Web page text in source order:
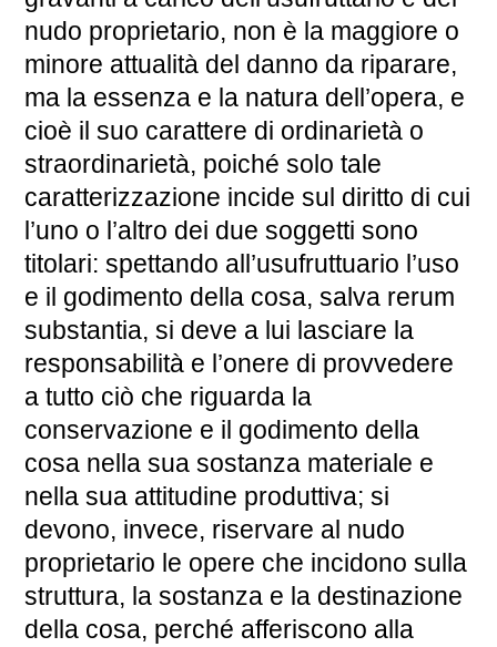
nudo proprietario, non è la maggiore o
minore attualità del danno da riparare,
ma la essenza e la natura dell’opera, e
cioè il suo carattere di ordinarietà o
straordinarietà, poiché solo tale
caratterizzazione incide sul diritto di cui
l’uno o l’altro dei due soggetti sono
titolari: spettando all’usufruttuario l’uso
e il godimento della cosa, salva rerum
substantia, si deve a lui lasciare la
responsabilità e l’onere di provvedere
a tutto ciò che riguarda la
conservazione e il godimento della
cosa nella sua sostanza materiale e
nella sua attitudine produttiva; si
devono, invece, riservare al nudo
proprietario le opere che incidono sulla
struttura, la sostanza e la destinazione
della cosa, perché afferiscono alla